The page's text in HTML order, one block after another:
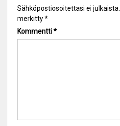
Sähköpostiosoitettasi ei julkaista.
merkitty*
Kommentti*